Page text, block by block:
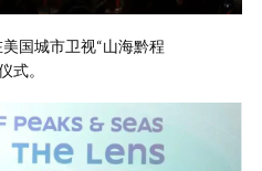
国城市卫视“山海黔程
式。